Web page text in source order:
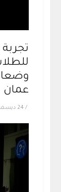
تجربة
عمان
/24 ديسمبر 2014